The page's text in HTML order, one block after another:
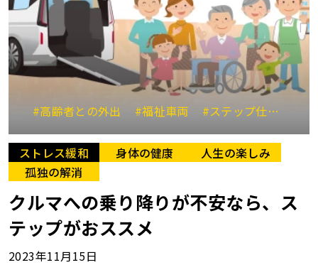
#高齢者との外出 #福祉車両 #ステップ仕様
ストレス緩和 身体の健康
人生の楽しみ
孤独の解消
クルマへの乗り降りが不安なら、ス
テップがおススメ
2023年11月15日